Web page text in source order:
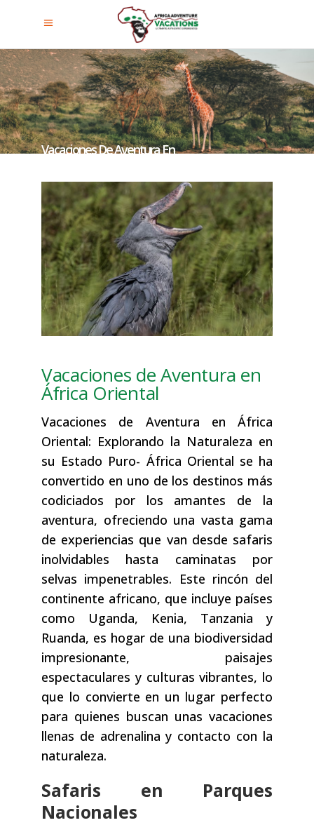
Vacaciones De Aventura En
África Oriental
Vacaciones de Aventura en
África Oriental
Vacaciones de Aventura en África
Oriental: Explorando la Naturaleza en
su Estado Puro- África Oriental se ha
convertido en uno de los destinos más
codiciados por los amantes de la
aventura, ofreciendo una vasta gama
de experiencias que van desde safaris
inolvidables hasta caminatas por
selvas impenetrables. Este rincón del
continente africano, que incluye países
como Uganda, Kenia, Tanzania y
Ruanda, es hogar de una biodiversidad
impresionante, paisajes
espectaculares y culturas vibrantes, lo
que lo convierte en un lugar perfecto
para quienes buscan unas vacaciones
llenas de adrenalina y contacto con la
naturaleza.
Safaris en Parques
Nacionales